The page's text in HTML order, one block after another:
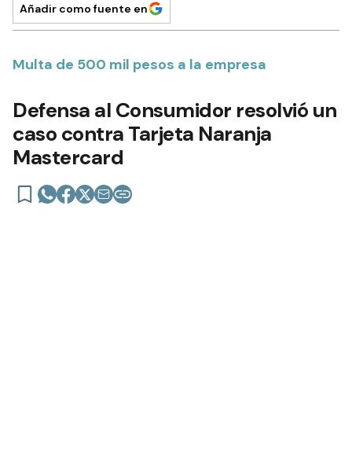
Añadir como fuente en
Multa de 500 mil pesos a la empresa
Defensa al Consumidor resolvió un
caso contra Tarjeta Naranja
Mastercard